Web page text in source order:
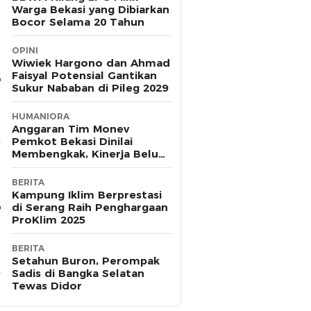
Warga Bekasi yang Dibiarkan
Bocor Selama 20 Tahun
OPINI
Wiwiek Hargono dan Ahmad
Faisyal Potensial Gantikan
Sukur Nababan di Pileg 2029
HUMANIORA
Anggaran Tim Monev
Pemkot Bekasi Dinilai
Membengkak, Kinerja Belum
Terbukti Efektif
BERITA
Kampung Iklim Berprestasi
di Serang Raih Penghargaan
ProKlim 2025
BERITA
Setahun Buron, Perompak
Sadis di Bangka Selatan
Tewas Didor